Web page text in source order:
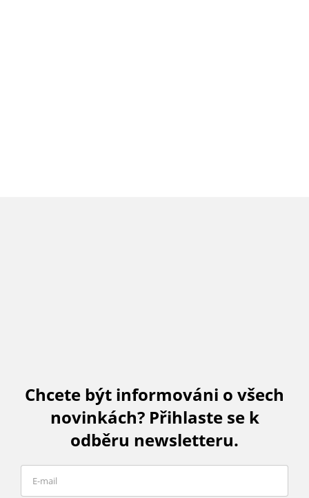
Chcete být informováni o všech
novinkách? Přihlaste se k
odběru newsletteru.